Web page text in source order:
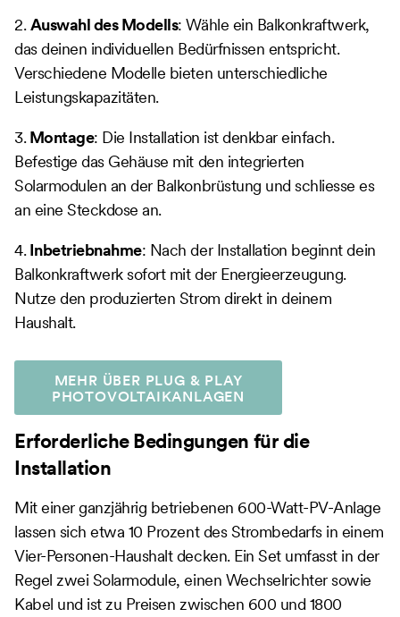
2.Auswahl des Modells: Wähle ein Balkonkraftwerk,
das deinen individuellen Bedürfnissen entspricht.
Verschiedene Modelle bieten unterschiedliche
Leistungskapazitäten.
3.Montage: Die Installation ist denkbar einfach.
Befestige das Gehäuse mit den integrierten
Solarmodulen an der Balkonbrüstung und schliesse es
an eine Steckdose an.
4.Inbetriebnahme: Nach der Installation beginnt dein
Balkonkraftwerk sofort mit der Energieerzeugung.
Nutze den produzierten Strom direkt in deinem
Haushalt.
MEHR ÜBER PLUG & PLAY
PHOTOVOLTAIKANLAGEN
Erforderliche Bedingungen für die
Installation
Mit einer ganzjährig betriebenen 600-Watt-PV-Anlage
lassen sich etwa 10 Prozent des Strombedarfs in einem
Vier-Personen-Haushalt decken. Ein Set umfasst in der
Regel zwei Solarmodule, einen Wechselrichter sowie
Kabel und ist zu Preisen zwischen 600 und 1800